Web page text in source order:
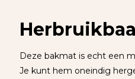
Deze bakmat is echt een
Je kunt hem oneindig